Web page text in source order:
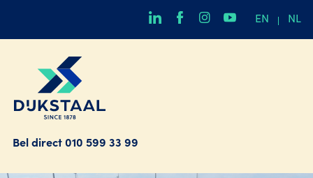
EN NL
Bel direct 010 599 33 99